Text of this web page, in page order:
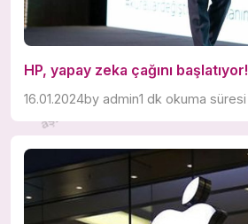
HP, yapay zeka çağını başlatıyor!
16.01.2024by admin1 dk okuma süresi